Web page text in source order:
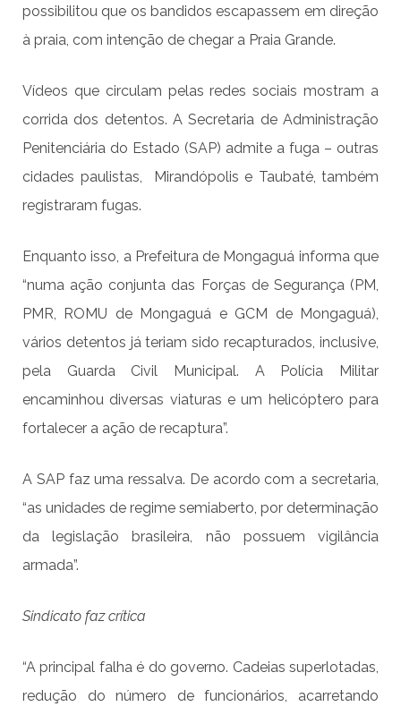
possibilitou que os bandidos escapassem em direção
à praia, com intenção de chegar a Praia Grande.
Vídeos que circulam pelas redes sociais mostram a
corrida dos detentos. A Secretaria de Administração
Penitenciária do Estado (SAP) admite a fuga – outras
cidades paulistas, Mirandópolis e Taubaté, também
registraram fugas.
Enquanto isso, a Prefeitura de Mongaguá informa que
“numa ação conjunta das Forças de Segurança (PM,
PMR, ROMU de Mongaguá e GCM de Mongaguá),
vários detentos já teriam sido recapturados, inclusive,
pela Guarda Civil Municipal. A Polícia Militar
encaminhou diversas viaturas e um helicóptero para
fortalecer a ação de recaptura”.
A SAP faz uma ressalva. De acordo com a secretaria,
“as unidades de regime semiaberto, por determinação
da legislação brasileira, não possuem vigilância
armada”.
Sindicato faz crítica
“A principal falha é do governo. Cadeias superlotadas,
redução do número de funcionários, acarretando